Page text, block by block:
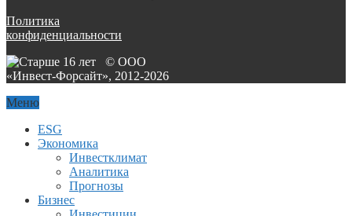
Политика
конфиденциальности
© ООО
«Инвест-Форсайт», 2012-2026
Меню
ESG
Экономика
Инвестклимат
Аналитика
Прогнозы
Бизнес